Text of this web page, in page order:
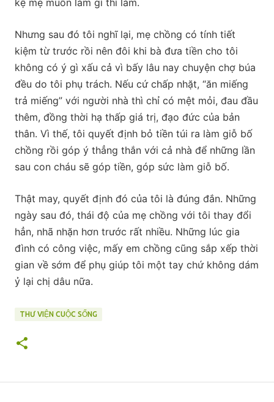
Nhưng sau đó tôi nghĩ lại, mẹ chồng có tính tiết
kiệm từ trước rồi nên đôi khi bà đưa tiền cho tôi
không có ý gì xấu cả vì bấy lâu nay chuyện chợ búa
đều do tôi phụ trách. Nếu cứ chấp nhặt, “ăn miếng
trả miếng” với người nhà thì chỉ có mệt mỏi, đau đầu
thêm, đồng thời hạ thấp giá trị, đạo đức của bản
thân. Vì thế, tôi quyết định bỏ tiền túi ra làm giỗ bố
chồng rồi góp ý thẳng thắn với cả nhà để những lần
sau con cháu sẽ góp tiền, góp sức làm giỗ bố.
Thật may, quyết định đó của tôi là đúng đắn. Những
ngày sau đó, thái độ của mẹ chồng với tôi thay đổi
hẳn, nhã nhặn hơn trước rất nhiều. Những lúc gia
đình có công việc, mấy em chồng cũng sắp xếp thời
gian về sớm để phụ giúp tôi một tay chứ không dám
ỷ lại chị dâu nữa.
THƯ VIỆN CUỘC SỐNG